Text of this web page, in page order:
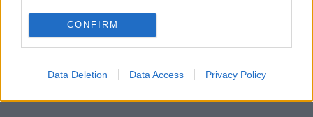
CONFIRM
Data Deletion Data Access Privacy Policy